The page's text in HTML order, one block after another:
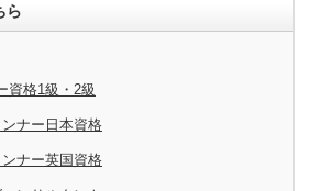
ら
資格1級・2級
ナー日本資格
ナー英国資格